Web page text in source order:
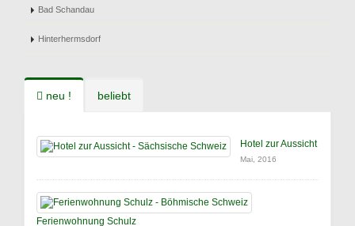
Bad Schandau
Hinterhermsdorf
neu ! beliebt
Hotel zur Aussicht
Mai, 2016
Ferienwohnung Schulz